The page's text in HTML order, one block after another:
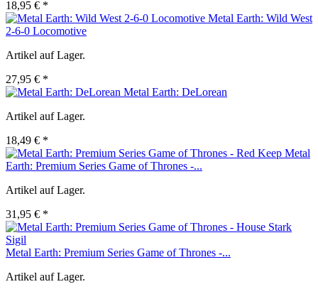
18,95 € *
Metal Earth: Wild West
2-6-0 Locomotive
Artikel auf Lager.
27,95 € *
Metal Earth: DeLorean
Artikel auf Lager.
18,49 € *
Metal
Earth: Premium Series Game of Thrones -...
Artikel auf Lager.
31,95 € *
Metal Earth: Premium Series Game of Thrones -...
Artikel auf Lager.